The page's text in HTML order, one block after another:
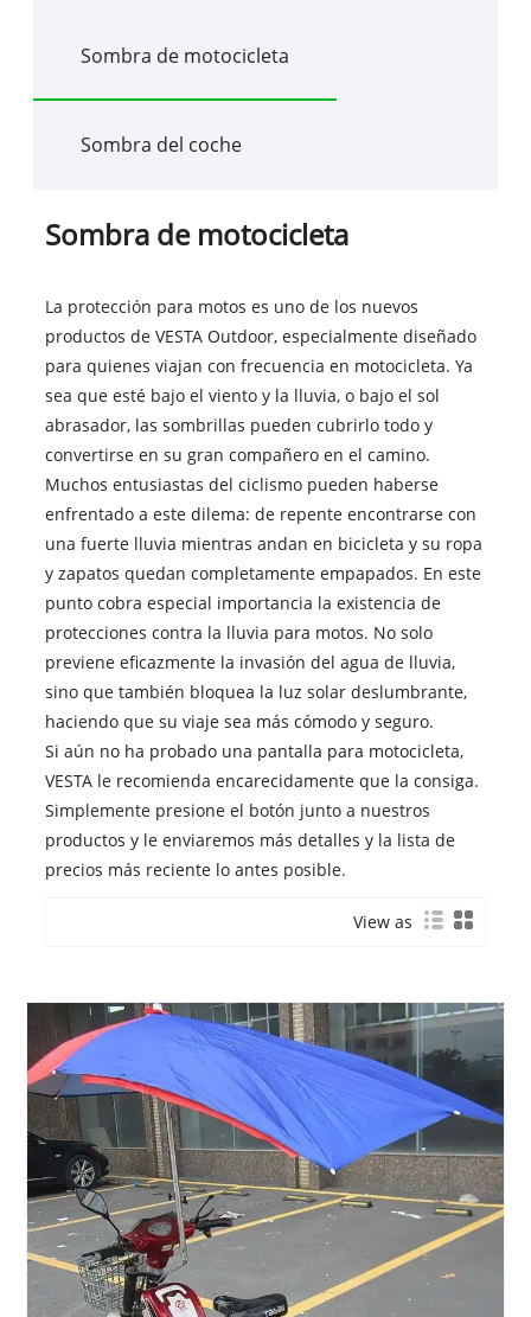
Sombra de motocicleta
Sombra del coche
Sombra de motocicleta
La protección para motos es uno de los nuevos
productos de VESTA Outdoor, especialmente diseñado
para quienes viajan con frecuencia en motocicleta. Ya
sea que esté bajo el viento y la lluvia, o bajo el sol
abrasador, las sombrillas pueden cubrirlo todo y
convertirse en su gran compañero en el camino.
Muchos entusiastas del ciclismo pueden haberse
enfrentado a este dilema: de repente encontrarse con
una fuerte lluvia mientras andan en bicicleta y su ropa
y zapatos quedan completamente empapados. En este
punto cobra especial importancia la existencia de
protecciones contra la lluvia para motos. No solo
previene eficazmente la invasión del agua de lluvia,
sino que también bloquea la luz solar deslumbrante,
haciendo que su viaje sea más cómodo y seguro.
Si aún no ha probado una pantalla para motocicleta,
VESTA le recomienda encarecidamente que la consiga.
Simplemente presione el botón junto a nuestros
productos y le enviaremos más detalles y la lista de
precios más reciente lo antes posible.
View as